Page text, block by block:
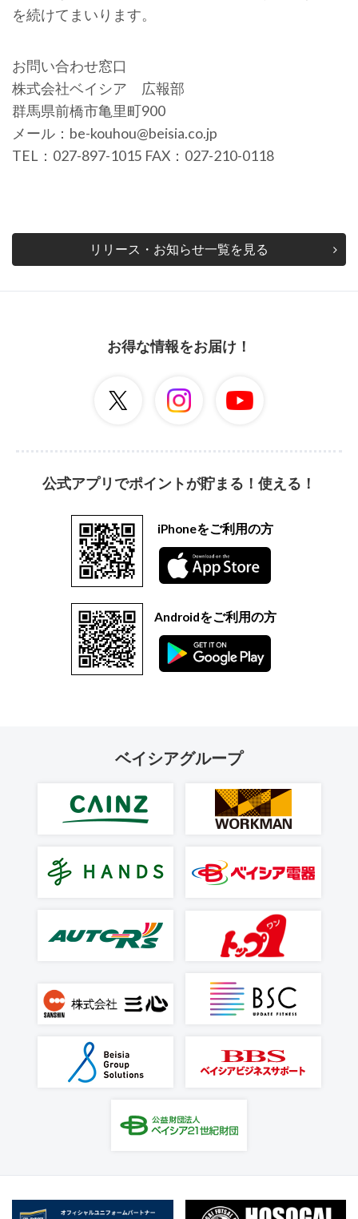
を続けてまいります。
お問い合わせ窓口
株式会社ベイシア 広報部
群馬県前橋市亀里町900
メール：be-kouhou@beisia.co.jp
TEL：027-897-1015 FAX：027-210-0118
リリース・お知らせ一覧を見る
お得な情報をお届け！
公式アプリでポイントが貯まる！使える！
iPhoneをご利用の方
Androidをご利用の方
ベイシアグループ